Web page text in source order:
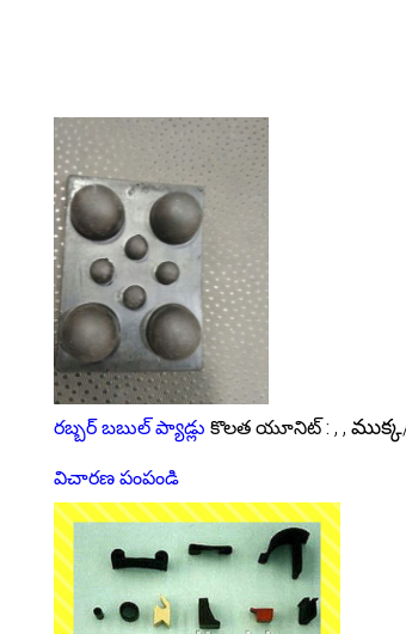
రబ్బర్ బబుల్ ప్యాడ్లు కొలత యూనిట్ : , ,
విచారణ పంపండి